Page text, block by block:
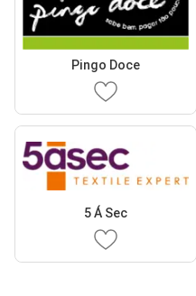
Pingo Doce
5 Á Sec